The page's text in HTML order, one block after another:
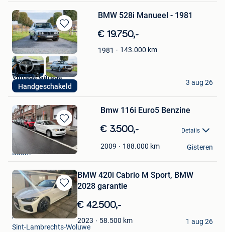
Bewaren
in
Mijn
Favorieten
Handgeschakeld
BMW 528i Manueel - 1981
€ 19.750,-
1981 143.000 km
Vintage Garage
Londerzeel
3 aug 26
Bewaren
in
Mijn
Favorieten
Bmw 116i Euro5 Benzine
€ 3.500,- Details
2009 188.000 km
Garage Nb
Boom
Gisteren
Bewaren
in
Mijn
Favorieten
BMW 420i Cabrio M Sport, BMW
2028 garantie
€ 42.500,-
2023 58.500 km
Andrenacci Aldo
Sint-Lambrechts-Woluwe
1 aug 26